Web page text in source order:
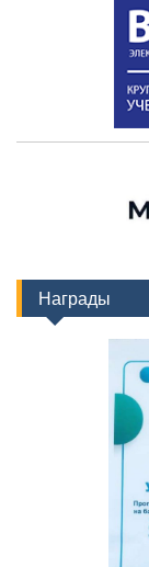
Награды